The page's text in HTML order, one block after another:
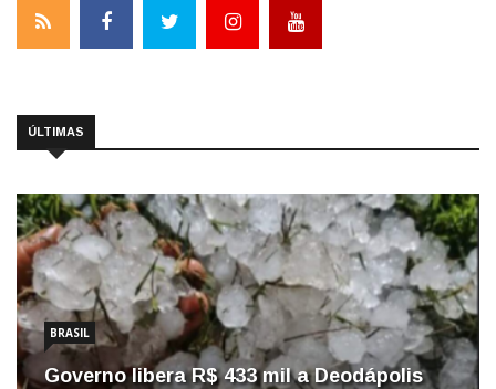
ÚLTIMAS
BRASIL
Governo libera R$ 433 mil a Deodápolis